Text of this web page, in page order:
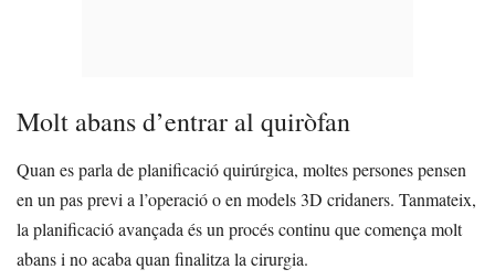
Molt abans d’entrar al quiròfan
Quan es parla de planificació quirúrgica, moltes persones pensen
en un pas previ a l’operació o en models 3D cridaners. Tanmateix,
la planificació avançada és un procés continu que comença molt
abans i no acaba quan finalitza la cirurgia.